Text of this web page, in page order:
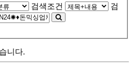
검색조건
검
니다.